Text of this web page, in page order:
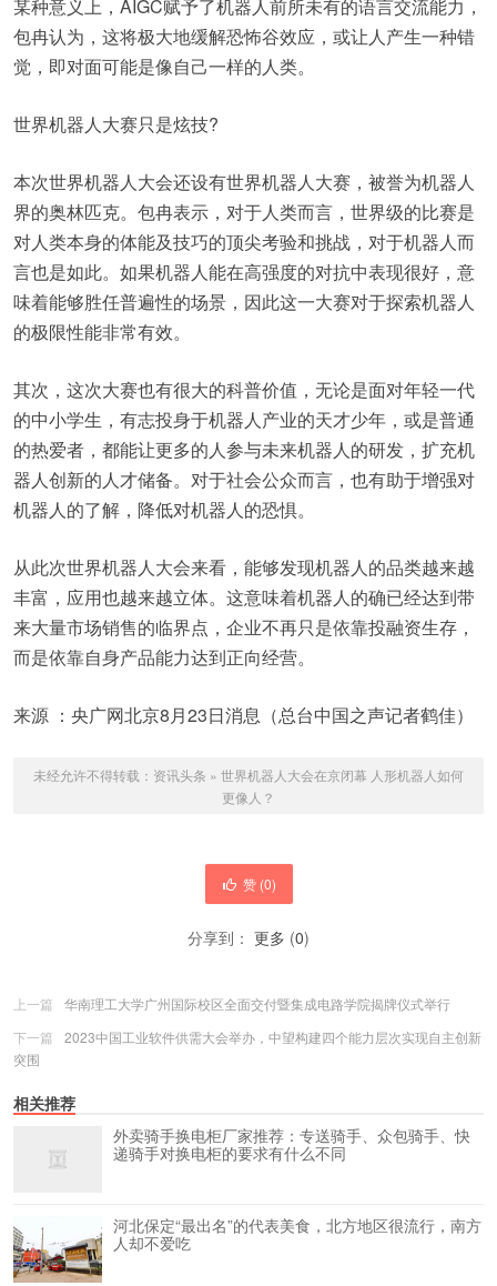
某种意义上，AIGC赋予了机器人前所未有的语言交流能力，
包冉认为，这将极大地缓解恐怖谷效应，或让人产生一种错
觉，即对面可能是像自己一样的人类。
世界机器人大赛只是炫技?
本次世界机器人大会还设有世界机器人大赛，被誉为机器人
界的奥林匹克。包冉表示，对于人类而言，世界级的比赛是
对人类本身的体能及技巧的顶尖考验和挑战，对于机器人而
言也是如此。如果机器人能在高强度的对抗中表现很好，意
味着能够胜任普遍性的场景，因此这一大赛对于探索机器人
的极限性能非常有效。
其次，这次大赛也有很大的科普价值，无论是面对年轻一代
的中小学生，有志投身于机器人产业的天才少年，或是普通
的热爱者，都能让更多的人参与未来机器人的研发，扩充机
器人创新的人才储备。对于社会公众而言，也有助于增强对
机器人的了解，降低对机器人的恐惧。
从此次世界机器人大会来看，能够发现机器人的品类越来越
丰富，应用也越来越立体。这意味着机器人的确已经达到带
来大量市场销售的临界点，企业不再只是依靠投融资生存，
而是依靠自身产品能力达到正向经营。
来源 ：央广网北京8月23日消息（总台中国之声记者鹤佳）
未经允许不得转载： 资讯头条 » 世界机器人大会在京闭幕 人形机器人如何
更像人？
赞 (0)
分享到： 更多 (0)
上一篇
华南理工大学广州国际校区全面交付暨集成电路学院揭牌仪式举行
下一篇
2023中国工业软件供需大会举办，中望构建四个能力层次实现自主创新
突围
相关推荐
外卖骑手换电柜厂家推荐：专送骑手、众包骑手、快
递骑手对换电柜的要求有什么不同
河北保定“最出名”的代表美食，北方地区很流行，南方
人却不爱吃